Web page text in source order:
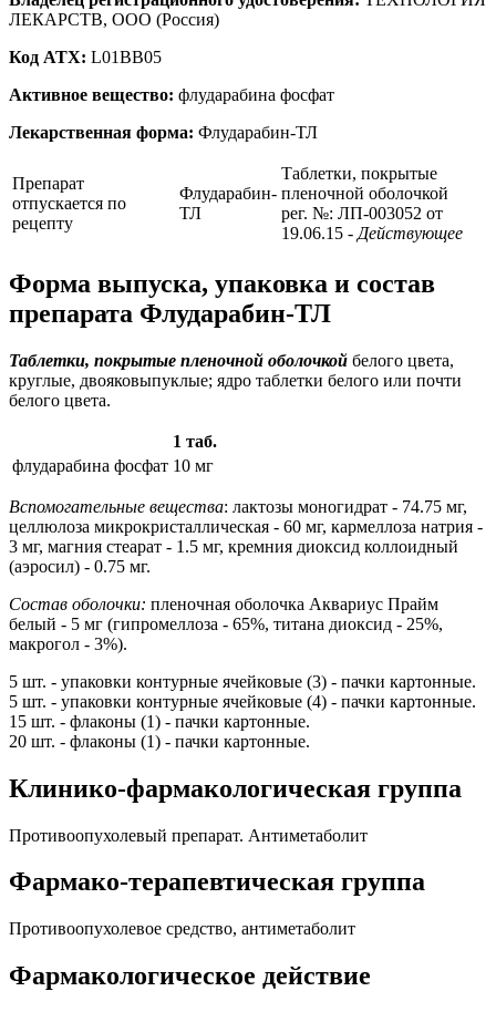
ЛЕКАРСТВ, ООО (Россия)
Код ATX: L01BB05
Активное вещество: флударабина фосфат
Лекарственная форма: Флударабин-ТЛ
Препарат
отпускается по
рецепту
Флударабин-
ТЛ
Таблетки, покрытые
пленочной оболочкой
рег. №: ЛП-003052 от
19.06.15 - Действующее
Форма выпуска, упаковка и состав
препарата Флударабин-ТЛ
Таблетки, покрытые пленочной оболочкой белого цвета,
круглые, двояковыпуклые; ядро таблетки белого или почти
белого цвета.
1 таб.
флударабина фосфат 10 мг
Вспомогательные вещества: лактозы моногидрат - 74.75 мг,
целлюлоза микрокристаллическая - 60 мг, кармеллоза натрия -
3 мг, магния стеарат - 1.5 мг, кремния диоксид коллоидный
(аэросил) - 0.75 мг.
Состав оболочки: пленочная оболочка Аквариус Прайм
белый - 5 мг (гипромеллоза - 65%, титана диоксид - 25%,
макрогол - 3%).
5 шт. - упаковки контурные ячейковые (3) - пачки картонные.
5 шт. - упаковки контурные ячейковые (4) - пачки картонные.
15 шт. - флаконы (1) - пачки картонные.
20 шт. - флаконы (1) - пачки картонные.
Клинико-фармакологическая группа
Противоопухолевый препарат. Антиметаболит
Фармако-терапевтическая группа
Противоопухолевое средство, антиметаболит
Фармакологическое действие